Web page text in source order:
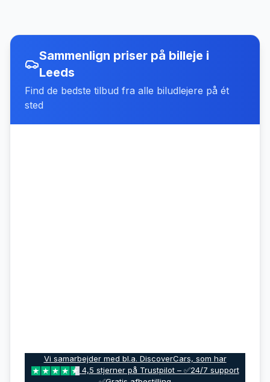
Sammenlign priser på billeje i
Leeds
Find de bedste tilbud fra alle biludlejere på ét
sted
Vi samarbejder med bl.a. DiscoverCars, som har
4,5 stjerner på Trustpilot – ✅24/7 support